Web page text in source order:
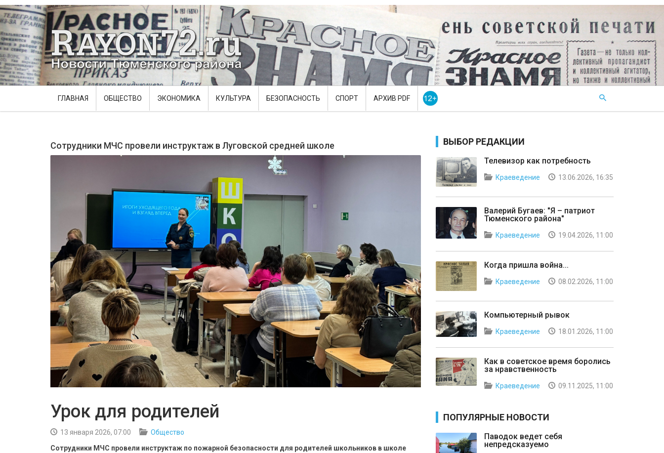
ГЛАВНАЯ ОБЩЕСТВО ЭКОНОМИКА КУЛЬТУРА БЕЗОПАСНОСТЬ СПОРТ АРХИВ PDF
Сотрудники МЧС провели инструктаж в Луговской средней школе
Урок для родителей
13 января 2026, 07:00
Общество
Сотрудники МЧС провели инструктаж по пожарной безопасности для родителей школьников в школе
ВЫБОР РЕДАКЦИИ
Телевизор как потребность
Краеведение 13.06.2026, 16:35
Валерий Бугаев: "Я – патриот
Тюменского района"
Краеведение 19.04.2026, 11:00
Когда пришла война...
Краеведение 08.02.2026, 11:00
Компьютерный рывок
Краеведение 18.01.2026, 11:00
Как в советское время боролись
за нравственность
Краеведение 09.11.2025, 11:00
ПОПУЛЯРНЫЕ НОВОСТИ
Паводок ведет себя
непредсказуемо